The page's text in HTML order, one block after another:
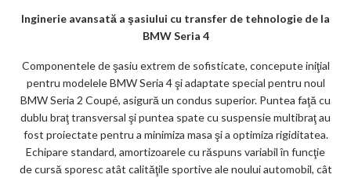
Inginerie avansată a şasiului cu transfer de tehnologie de la
BMW Seria 4
Componentele de şasiu extrem de sofisticate, concepute iniţial
pentru modelele BMW Seria 4 şi adaptate special pentru noul
BMW Seria 2 Coupé, asigură un condus superior. Puntea faţă cu
dublu braţ transversal şi puntea spate cu suspensie multibraţ au
fost proiectate pentru a minimiza masa şi a optimiza rigiditatea.
Echipare standard, amortizoarele cu răspuns variabil în funcţie
de cursă sporesc atât calităţile sportive ale noului automobil, cât